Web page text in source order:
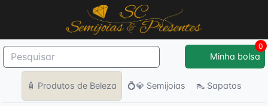
🧴 Produtos de Beleza 💍💎 Semijoias 👠 Sapatos
Minha bolsa
0